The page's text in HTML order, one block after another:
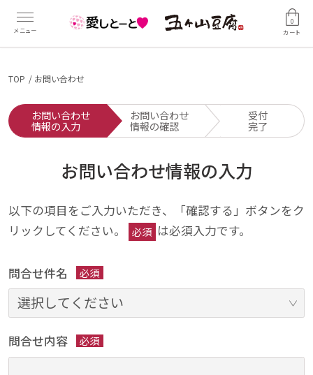
カート
0
TOP お問い合わせ
お問い合わせ
情報の入力
お問い合わせ
情報の確認
受付
完了
お問い合わせ情報の入力
以下の項目をご入力いただき、「確認する」ボタンをク
リックしてください。
必須 は必須入力です。
問合せ件名 必須
問合せ内容 必須